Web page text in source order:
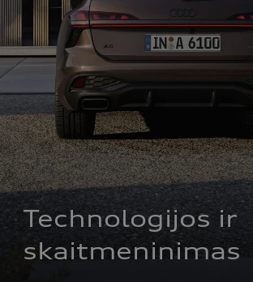
Technologijos ir
skaitmeninimas